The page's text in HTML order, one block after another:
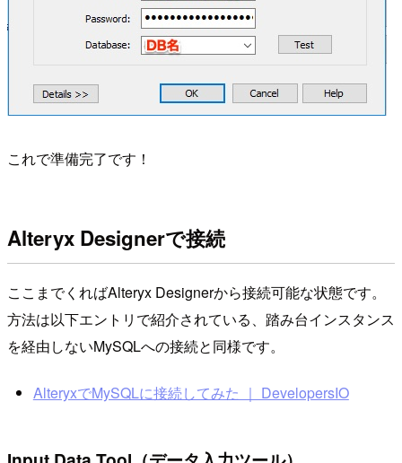
これで準備完了です！
Alteryx Designerで接続
ここまでくればAlteryx Designerから接続可能な状態です。
方法は以下エントリで紹介されている、踏み台インスタンス
を経由しないMySQLへの接続と同様です。
AlteryxでMySQLに接続してみた ｜ DevelopersIO